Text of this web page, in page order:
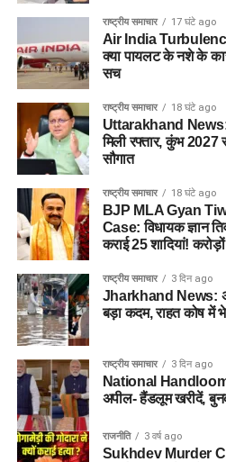
राष्ट्रीय समाचार 17 घंटे ago
Air India
क्या पायलट के नशे के
सच
राष्ट्रीय समाचार 18 घंटे ago
Uttarakhand News:
मिली रफ्तार, कुंभ
सौगात
राष्ट्रीय समाचार 18 घंटे ago
BJP MLA Gyan
Case: विधायक ज्ञान
कराई 25 शादियां!
राष्ट्रीय समाचार 3 दिन ago
Jharkhand News:
बड़ा कदम, राहत कोष में
राष्ट्रीय समाचार 3 दिन ago
National Handloom
अपील- हैंडलूम खरीदें,
राजनीति 3 वर्ष ago
Sukhdev Murder